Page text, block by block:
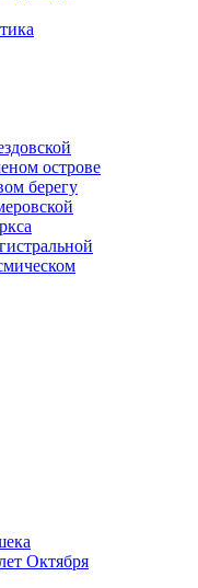
острове
берегу
Октября